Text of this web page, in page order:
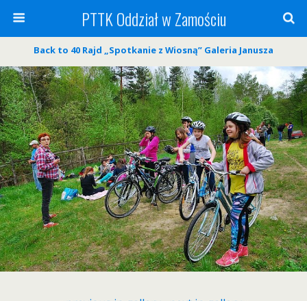
PTTK Oddział w Zamościu
Back to 40 Rajd „Spotkanie z Wiosną” Galeria Janusza